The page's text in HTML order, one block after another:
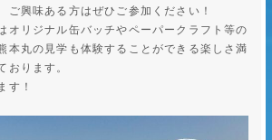
ご興味ある方はぜひご参加ください！
オリジナル缶バッチやペーパークラフト等の
本丸の見学も体験することができる楽しさ満
おります。
す！